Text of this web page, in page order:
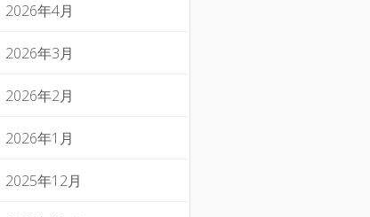
2026年4月
2026年3月
2026年2月
2026年1月
2025年12月